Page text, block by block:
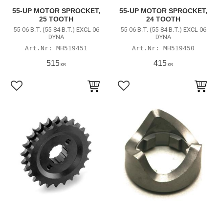
55-UP MOTOR SPROCKET,
25 TOOTH
55-06 B.T. (55-84 B.T.) EXCL 06
DYNA
MH519451
515KR
Lägg till i favoriter
55-UP MOTOR SPROCKET,
24 TOOTH
55-06 B.T. (55-84 B.T.) EXCL 06
DYNA
MH519450
415KR
Lägg till i favoriter